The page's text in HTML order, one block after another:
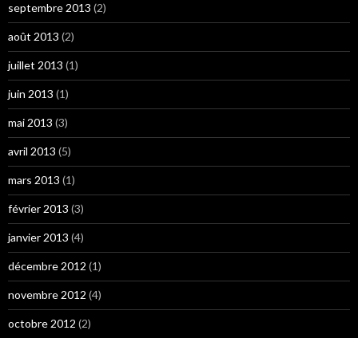
septembre 2013 (2)
août 2013 (2)
juillet 2013 (1)
juin 2013 (1)
mai 2013 (3)
avril 2013 (5)
mars 2013 (1)
février 2013 (3)
janvier 2013 (4)
décembre 2012 (1)
novembre 2012 (4)
octobre 2012 (2)